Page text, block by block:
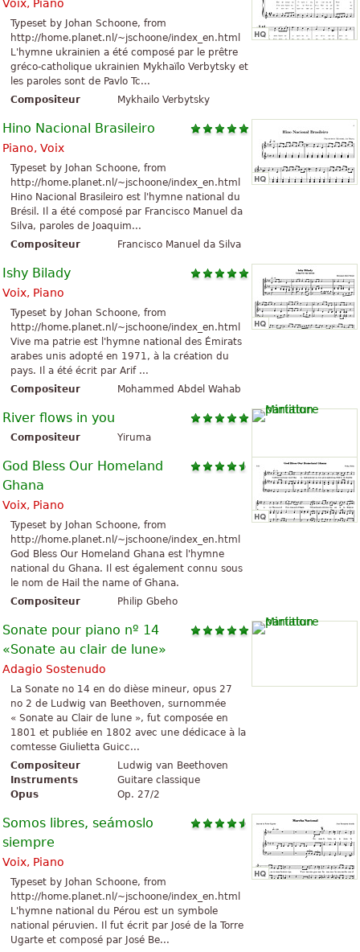
Voix, Piano
Typeset by Johan Schoone, from
http://home.planet.nl/~jschoone/index_en.html
L'hymne ukrainien a été composé par le prêtre
gréco-catholique ukrainien Mykhaïlo Verbytsky et
les paroles sont de Pavlo Tc...
Compositeur
Mykhailo Verbytsky
Hino Nacional Brasileiro
Piano, Voix
Typeset by Johan Schoone, from
http://home.planet.nl/~jschoone/index_en.html
Hino Nacional Brasileiro est l'hymne national du
Brésil. Il a été composé par Francisco Manuel da
Silva, paroles de Joaquim...
Compositeur
Francisco Manuel da Silva
Ishy Bilady
Voix, Piano
Typeset by Johan Schoone, from
http://home.planet.nl/~jschoone/index_en.html
Vive ma patrie est l'hymne national des Émirats
arabes unis adopté en 1971, à la création du
pays. Il a été écrit par Arif ...
Compositeur
Mohammed Abdel Wahab
River flows in you
Compositeur Yiruma
God Bless Our Homeland
Ghana
Voix, Piano
Typeset by Johan Schoone, from
http://home.planet.nl/~jschoone/index_en.html
God Bless Our Homeland Ghana est l'hymne
national du Ghana. Il est également connu sous
le nom de Hail the name of Ghana.
Compositeur
Philip Gbeho
Sonate pour piano nº 14
«Sonate au clair de lune»
Adagio Sostenudo
La Sonate no 14 en do dièse mineur, opus 27
no 2 de Ludwig van Beethoven, surnommée
« Sonate au Clair de lune », fut composée en
1801 et publiée en 1802 avec une dédicace à la
comtesse Giulietta Guicc...
Compositeur
Ludwig van Beethoven
Instruments
Guitare classique
Opus
Op. 27/2
Somos libres, seámoslo
siempre
Voix, Piano
Typeset by Johan Schoone, from
http://home.planet.nl/~jschoone/index_en.html
L'hymne national du Pérou est un symbole
national péruvien. Il fut écrit par José de la Torre
Ugarte et composé par José Be...